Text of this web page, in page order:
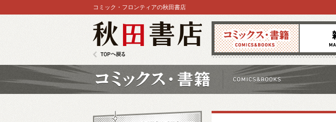
コミックス 雑誌
コミック・フロンティアの秋田書店